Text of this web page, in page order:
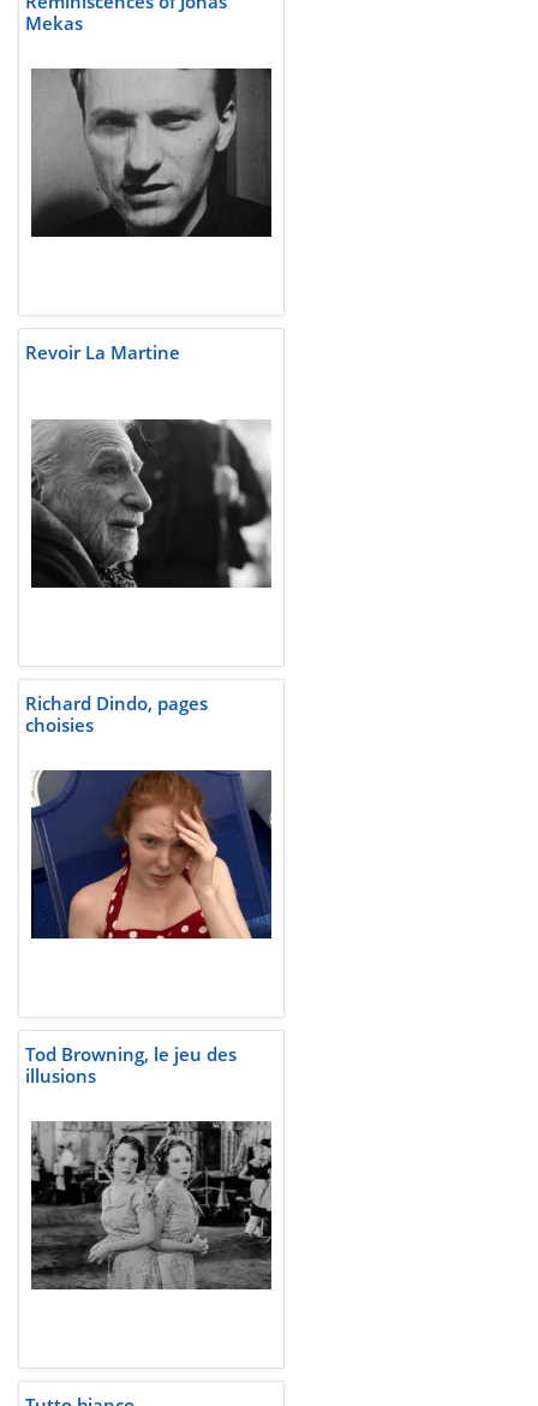
Mekas
Revoir La Martine
Richard Dindo, pages
choisies
Tod Browning, le jeu des
illusions